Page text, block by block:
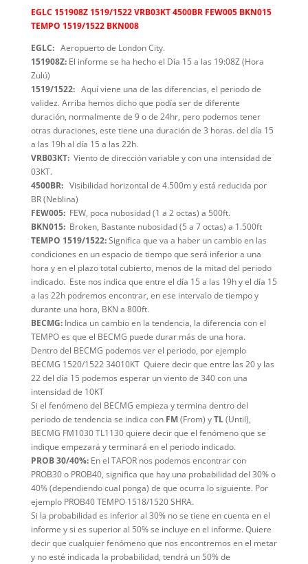
EGLC 151908Z 1519/1522 VRB03KT 4500BR FEW005 BKN015
TEMPO 1519/1522 BKN008
EGLC:Aeropuerto de London City.
151908Z:El informe se ha hecho el Día 15 a las 19:08Z (Hora
Zulú)
1519/1522:Aquí viene una de las diferencias, el periodo de
validez. Arriba hemos dicho que podía ser de diferente
duración, normalmente de 9 o de 24hr, pero podemos tener
otras duraciones, este tiene una duración de 3 horas. del día 15
a las 19h al día 15 a las 22h.
VRB03KT:Viento de dirección variable y con una intensidad de
03KT.
4500BR: Visibilidad horizontal de 4.500m y está reducida por
BR (Neblina)
FEW005: FEW, poca nubosidad (1 a 2 octas) a 500ft.
BKN015: Broken, Bastante nubosidad (5 a 7 octas) a 1.500ft
TEMPO 1519/1522:Significa que va a haber un cambio en las
condiciones en un espacio de tiempo que será inferior a una
hora y en el plazo total cubierto, menos de la mitad del periodo
indicado. Este nos indica que entre el día 15 a las 19h y el día 15
a las 22h podremos encontrar, en ese intervalo de tiempo y
durante una hora, BKN a 800ft.
BECMG:Indica un cambio en la tendencia, la diferencia con el
TEMPO es que el BECMG puede durar más de una hora.
Dentro del BECMG podemos ver el periodo, por ejemplo
BECMG 1520/1522 34010KT Quiere decir que entre las 20 y las
22 del día 15 podemos esperar un viento de 340 con una
intensidad de 10KT
Si el fenómeno del BECMG empieza y termina dentro del
periodo de tendencia se indica con FM(From) yTL(Until),
BECMG FM1030 TL1130 quiere decir que el fenómeno que se
indique empezará y terminará en el periodo indicado.
PROB 30/40%:En el TAFOR nos podemos encontrar con
PROB30 o PROB40, significa que hay una probabilidad del 30% o
40% (dependiendo cual ponga) de que ocurra lo siguiente. Por
ejemplo PROB40 TEMPO 1518/1520 SHRA.
Si la probabilidad es inferior al 30% no se tiene en cuenta en el
informe y si es superior al 50% se incluye en el informe. Quiere
decir que cualquier fenómeno que nos encontremos en el metar
y no esté indicada la probabilidad, tendrá un 50% de